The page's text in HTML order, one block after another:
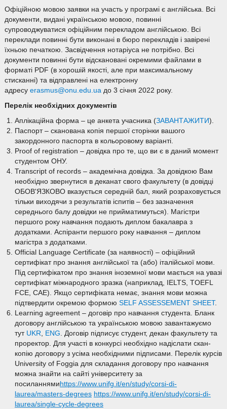
Офіційною мовою заявки на участь у програмі є англійська. Всі
документи, видані українською мовою, повинні
супроводжуватися офіційним перекладом англійською. Всі
переклади повинні бути виконані в бюро перекладів і завірені
їхньою печаткою. Засвідчення нотаріуса не потрібно. Всі
документи повинні бути відскановані окремими файлами в
форматі PDF (в хорошій якості, але при максимальному
стисканні) та відправлені на електронну
адресу erasmus@onu.edu.uaдо 3 січня 2022 року.
Перелік необхідних документів
Аплікаційна форма – це анкета учасника (ЗАВАНТАЖИТИ).
Паспорт – сканована копія першої сторінки вашого
закордонного паспорта в кольоровому варіанті.
Proof of registration – довідка про те, що ви є в даний момент
студентом ОНУ.
Transcript of records – академічна довідка. За довідкою Вам
необхідно звернутися в деканат свого факультету (в довідці
ОБОВ'ЯЗКОВО вказується середній бал, який розраховується
тільки виходячи з результатів іспитів – без зазначення
середнього балу довідки не прийматимуться). Магістри
першого року навчання подають диплом бакалавра з
додатками. Аспіранти першого року навчання – диплом
магістра з додатками.
Official Language Certificate (за наявності) – офіційний
сертифікат про знання англійської та (або) італійської мови.
Під сертифікатом про знання іноземної мови мається на увазі
сертифікат міжнародного зразка (наприклад, IELTS, TOEFL
FCE, CAE). Якщо сертифіката немає, знання мови можна
підтвердити окремою формою SELF ASSESSEMENT SHEET.
Learning agreement – договір про навчання студента. Бланк
договору англійською та українською мовою завантажуємо
тут UKR, ENG. Договір підписує студент, декан факультету та
проректор. Для участі в конкурсі необхідно надіслати скан-
копію договору з усіма необхідними підписами. Перелік курсів
University of Foggia для складання договору про навчання
можна знайти на сайті університету за
посиланнями https://www.unifg.it/en/study/corsi-di-
laurea/masters-degrees https://www.unifg.it/en/study/corsi-di-
laurea/single-cycle-degrees